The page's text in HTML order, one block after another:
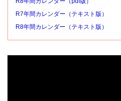
R7年間カレンダー（テキスト版）
R8年間カレンダー（テキスト版）